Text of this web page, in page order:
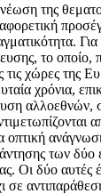
της
το οποίο,
χώρες της
χρόνια,
αλλοεθνών,
οπτική
των δύο
Οι δύο αυτές
σε